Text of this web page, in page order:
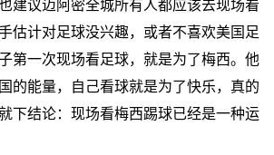
建议迈阿密全城所有人都应该去现场看
估计对足球没兴趣，或者不喜欢美国足
第一次现场看足球，就是为了梅西。他
的能量，自己看球就是为了快乐，真的
下结论：现场看梅西踢球已经是一种运